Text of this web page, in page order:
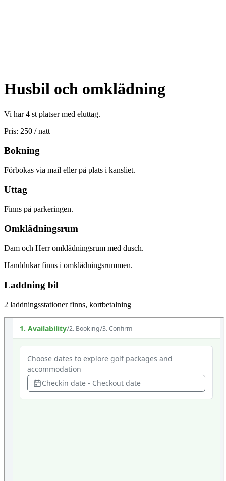
Husbil och omklädning
Vi har 4 st platser med eluttag.
Pris: 250 / natt
Bokning
Förbokas via mail eller på plats i kansliet.
Uttag
Finns på parkeringen.
Omklädningsrum
Dam och Herr omklädningsrum med dusch.
Handdukar finns i omklädningsrummen.
Laddning bil
2 laddningsstationer finns, kortbetalning